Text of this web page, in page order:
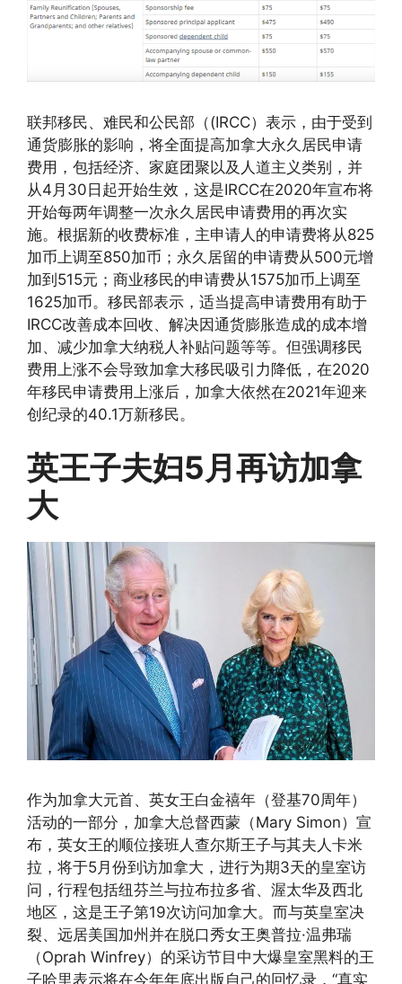
联邦移民、难民和公民部（(IRCC）表示，由于受到
通货膨胀的影响，将全面提高加拿大永久居民申请
费用，包括经济、家庭团聚以及人道主义类别，并
从4月30日起开始生效，这是IRCC在2020年宣布将
开始每两年调整一次永久居民申请费用的再次实
施。根据新的收费标准，主申请人的申请费将从825
加币上调至850加币；永久居留的申请费从500元增
加到515元；商业移民的申请费从1575加币上调至
1625加币。移民部表示，适当提高申请费用有助于
IRCC改善成本回收、解决因通货膨胀造成的成本增
加、减少加拿大纳税人补贴问题等等。但强调移民
费用上涨不会导致加拿大移民吸引力降低，在2020
年移民申请费用上涨后，加拿大依然在2021年迎来
创纪录的40.1万新移民。
英王子夫妇5月再访加拿
大
作为加拿大元首、英女王白金禧年（登基70周年）
活动的一部分，加拿大总督西蒙（Mary Simon）宣
布，英女王的顺位接班人查尔斯王子与其夫人卡米
拉，将于5月份到访加拿大，进行为期3天的皇室访
问，行程包括纽芬兰与拉布拉多省、渥太华及西北
地区，这是王子第19次访问加拿大。而与英皇室决
裂、远居美国加州并在脱口秀女王奥普拉·温弗瑞
（Oprah Winfrey）的采访节目中大爆皇室黑料的王
子哈里表示将在今年年底出版自己的回忆录，“真实